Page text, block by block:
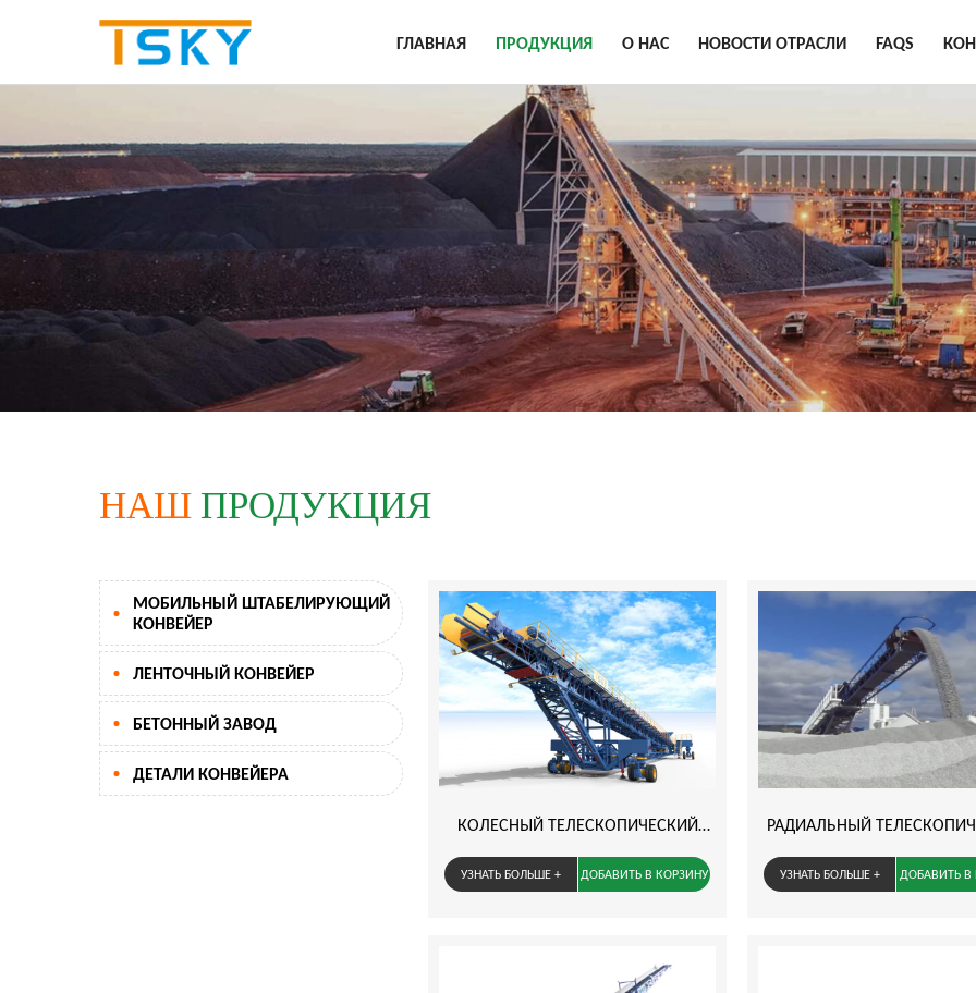
Продукция ГЛАВНАЯ ПРОДУКЦИЯ
МОБИЛЬНЫЙ ШТАБЕЛИРУЮЩИЙ
КОНВЕЙЕР
ЛЕНТОЧНЫЙ КОНВЕЙЕР
БЕТОННЫЙ ЗАВОД
ДЕТАЛИ КОНВЕЙЕРА
О НАС
ПОЧЕСТИ И
КВАЛИФИКАЦИИ
НОВОСТИ ОТРАСЛИ FAQS
НАШПРОДУКЦИЯ
МОБИЛЬНЫЙ ШТАБЕЛИРУЮЩИЙ
КОНВЕЙЕР
ЛЕНТОЧНЫЙ КОНВЕЙЕР
БЕТОННЫЙ ЗАВОД
ДЕТАЛИ КОНВЕЙЕРА
КОЛЕСНЫЙ ТЕЛЕСКОПИЧЕСКИЙ
УЗНАТЬ БОЛЬШЕ + ДОБАВИТЬ В КОРЗИНУ
РАДИАЛЬНЫЙ
УЗНАТЬ БОЛЬШЕ + ДОБАВИТЬ В